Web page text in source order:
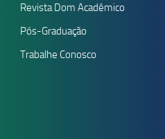
Revista Dom Acadêmico
Pós-Graduação
Trabalhe Conosco